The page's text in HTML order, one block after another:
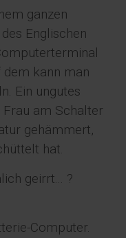
ganzen
Englischen
dem kann man
Ein ungutes
am Schalter
gehämmert,
hat.
geirrt... ?
Computer.